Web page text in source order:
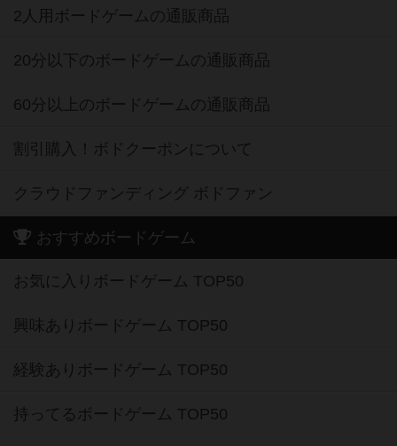
2人用ボードゲームの通販商品
20分以下のボードゲームの通販商品
60分以上のボードゲームの通販商品
割引購入！ボドクーポンについて
クラウドファンディング ボドファン
おすすめボードゲーム
お気に入りボードゲーム TOP50
興味ありボードゲーム TOP50
経験ありボードゲーム TOP50
持ってるボードゲーム TOP50